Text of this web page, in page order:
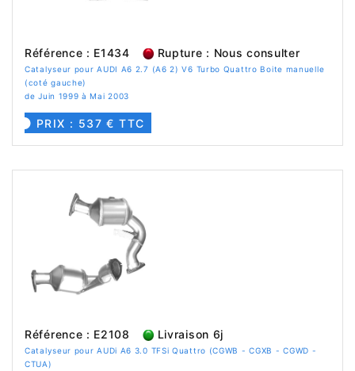
Référence : E1434 Rupture : Nous consulter
Catalyseur pour AUDI A6 2.7 (A6 2) V6 Turbo Quattro Boite manuelle
(coté gauche)
de Juin 1999 à Mai 2003
PRIX : 537 € TTC
Référence : E2108 Livraison 6j
Catalyseur pour AUDi A6 3.0 TFSi Quattro (CGWB - CGXB - CGWD -
CTUA)